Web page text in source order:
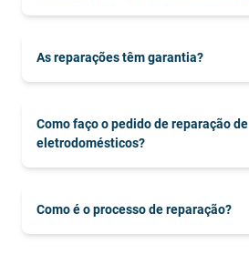
As reparações têm garantia?
Como faço o pedido de reparação de
eletrodomésticos?
Como é o processo de reparação?